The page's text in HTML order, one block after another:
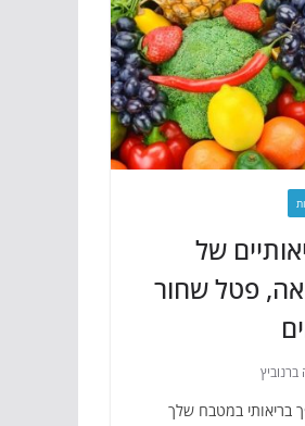
של
פטל שחור
בריאותי במטבח שלך